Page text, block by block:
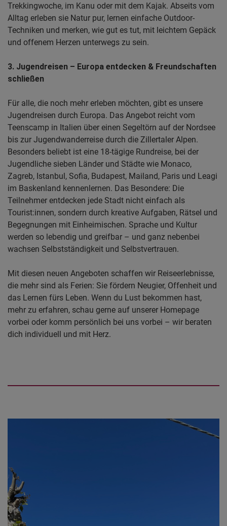
Trekkingwoche, im Kanu oder mit dem Kajak. Abseits vom
Alltag erleben sie Natur pur, lernen einfache Outdoor-
Techniken und merken, wie gut es tut, mit leichtem Gepäck
und offenem Herzen unterwegs zu sein.
3. Jugendreisen – Europa entdecken & Freundschaften
schließen
Für alle, die noch mehr erleben möchten, gibt es unsere
Jugendreisen durch Europa. Das Angebot reicht vom
Teenscamp in Italien über einen Segeltörn auf der Nordsee
bis zur Jugendwanderreise durch die Zillertaler Alpen.
Besonders beliebt ist eine 18-tägige Rundreise, bei der
Jugendliche sieben Länder und Städte wie Monaco,
Zagreb, Istanbul, Sofia, Budapest, Mailand, Paris und Leagi
im Baskenland kennenlernen. Das Besondere: Die
Teilnehmer entdecken jede Stadt nicht einfach als
Tourist:innen, sondern durch kreative Aufgaben, Rätsel und
Begegnungen mit Einheimischen. Sprache und Kultur
werden so lebendig und greifbar – und ganz nebenbei
wachsen Selbstständigkeit und Selbstvertrauen.​
Mit diesen neuen Angeboten schaffen wir Reiseerlebnisse,
die mehr sind als Ferien: Sie fördern Neugier, Offenheit und
das Lernen fürs Leben. Wenn du Lust bekommen hast,
mehr zu erfahren, schau gerne auf unserer Homepage
vorbei oder komm persönlich bei uns vorbei – wir beraten
dich individuell und mit Herz.